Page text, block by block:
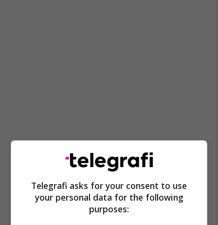
Telegrafi asks for your consent to use
your personal data for the following
purposes: